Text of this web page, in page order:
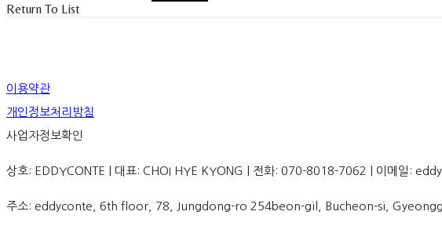
Return To List
이용약관
개인정보처리방침
사업자정보확인
상호: EDDYCONTE | 대표: CHOI HYE KYONG | 전화: 070-8018-7062 | 이메일:
주소: eddyconte, 6th floor, 78, Jungdong-ro 254beon-gil, Bucheon-si,